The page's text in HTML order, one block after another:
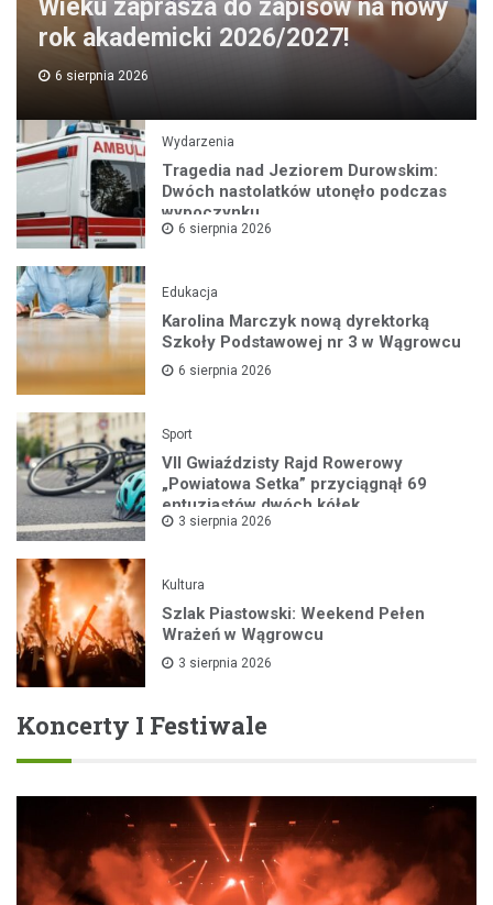
Wieku zaprasza do zapisów na nowy
rok akademicki 2026/2027!
6 sierpnia 2026
Wydarzenia
Tragedia nad Jeziorem Durowskim:
Dwóch nastolatków utonęło podczas
wypoczynku
6 sierpnia 2026
Edukacja
Karolina Marczyk nową dyrektorką
Szkoły Podstawowej nr 3 w Wągrowcu
6 sierpnia 2026
Sport
VII Gwiaździsty Rajd Rowerowy
„Powiatowa Setka” przyciągnął 69
entuzjastów dwóch kółek
3 sierpnia 2026
Kultura
Szlak Piastowski: Weekend Pełen
Wrażeń w Wągrowcu
3 sierpnia 2026
Koncerty I Festiwale